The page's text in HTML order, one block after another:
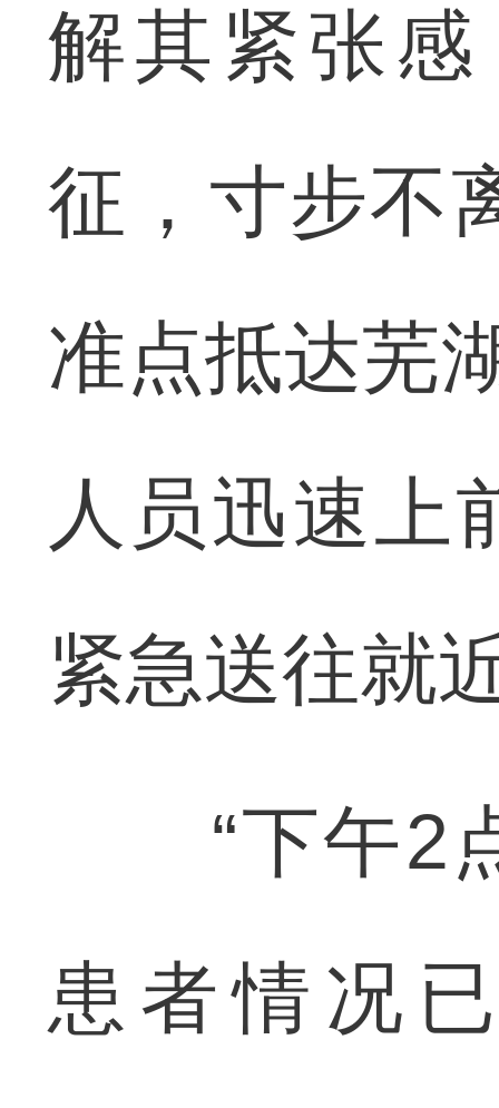
解其紧张
征，寸步不
准点抵达芜
人员迅速上
紧急送往就
“下午2点
患者情况